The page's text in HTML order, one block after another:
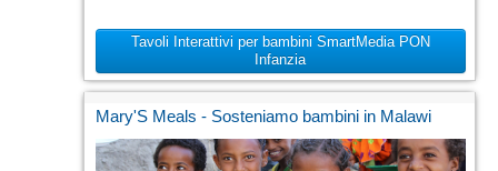
Tavoli Interattivi per bambini SmartMedia PON
Infanzia
Mary'S Meals - Sosteniamo bambini in Malawi